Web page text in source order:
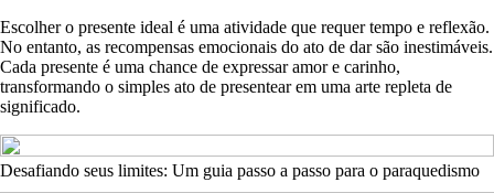
Escolher o presente ideal é uma atividade que requer tempo e reflexão.
No entanto, as recompensas emocionais do ato de dar são inestimáveis.
Cada presente é uma chance de expressar amor e carinho,
transformando o simples ato de presentear em uma arte repleta de
significado.
Desafiando seus limites: Um guia passo a passo para o paraquedismo